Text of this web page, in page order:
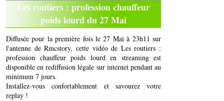
Les routiers : profession chauffeur
poids lourd du 27 Mai
Diffusée pour la première fois le 27 Mai à 23h11 sur
l'antenne de Rmcstory, cette vidéo de Les routiers :
profession chauffeur poids lourd en streaming est
disponible en rediffusion légale sur internet pendant au
minimum 7 jours.
Installez-vous confortablement et savourez votre
replay !